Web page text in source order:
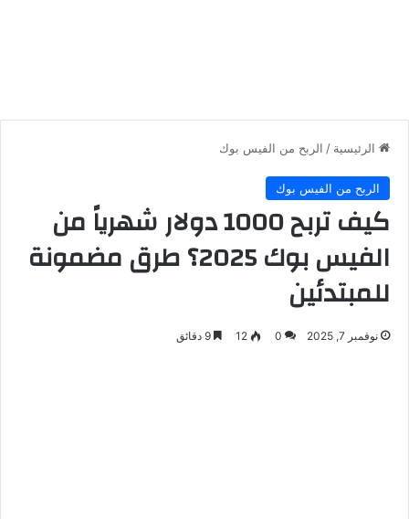
الرئيسية / الربح من الفيس بوك
الربح من الفيس بوك
كيف تربح 1000 دولار شهرياً من
الفيس بوك 2025؟ طرق مضمونة
للمبتدئين
نوفمبر 7, 2025 0
12